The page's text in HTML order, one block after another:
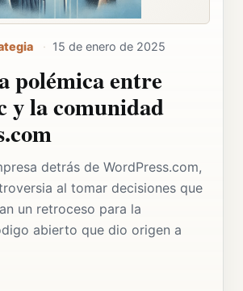
· 15 de enero de 2025
polémica entre
y la comunidad
detrás de WordPress.com,
al tomar decisiones que
un retroceso para la
abierto que dio origen a